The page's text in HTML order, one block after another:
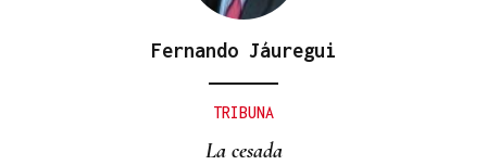
Fernando Jáuregui
TRIBUNA
La cesada